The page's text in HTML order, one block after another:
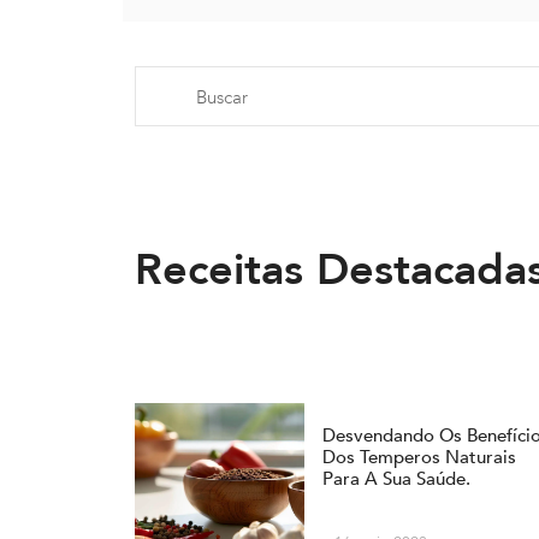
Receitas
Desvendando Os
Dos Temperos Naturais
Para A Sua Saúde.